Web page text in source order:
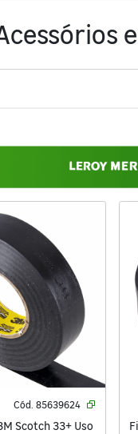
Cód. 85639624
Scotch 33+ Uso